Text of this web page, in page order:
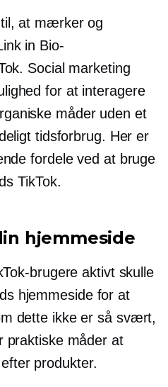
at mærker og
in Bio-
Social marketing
for at interagere
måder uden et
tidsforbrug. Her er
fordele ved at bruge
TikTok.
hjemmeside
brugere aktivt skulle
hjemmeside for at
dette ikke er så svært,
praktiske måder at
produkter.